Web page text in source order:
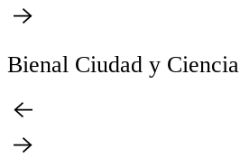
Bienal Ciudad y Ciencia